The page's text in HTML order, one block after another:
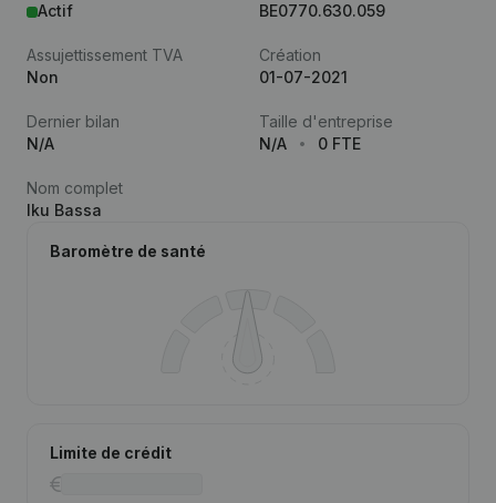
Actif
BE0770.630.059
Assujettissement TVA
Non
Création
01-07-2021
Dernier bilan
N/A
Taille d'entreprise
N/A
0 FTE
Nom complet
Iku Bassa
Baromètre de santé
Limite de crédit